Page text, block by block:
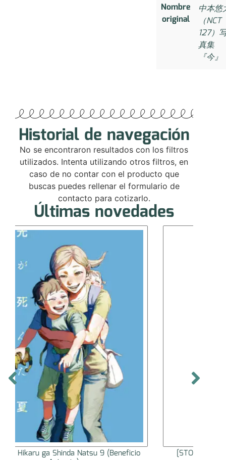
Nombre
original
中本悠
（NCT
127）
真集
『今』
Historial de navegación
No se encontraron resultados con los filtros
utilizados. Intenta utilizando otros filtros, en
caso de no contar con el producto que
buscas puedes rellenar el formulario de
contacto para cotizarlo.
Últimas novedades
[STOCK] Peluche Nui Pal Tamon-kun Ima